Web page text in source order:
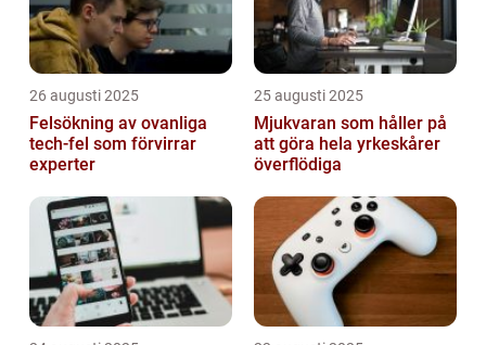
26 augusti 2025
Felsökning av ovanliga
tech‑fel som förvirrar
experter
25 augusti 2025
Mjukvaran som håller på
att göra hela yrkeskårer
överflödiga